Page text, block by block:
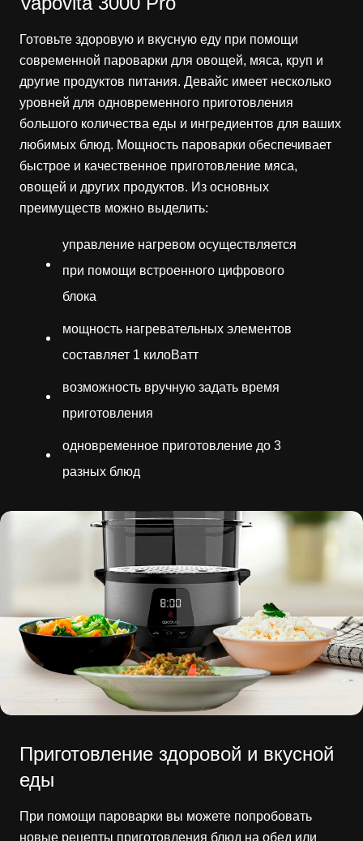
Готовьте здоровую и вкусную еду при помощи
современной пароварки для овощей, мяса, круп и
другие продуктов питания. Девайс имеет несколько
уровней для одновременного приготовления
большого количества еды и ингредиентов для ваших
любимых блюд. Мощность пароварки обеспечивает
быстрое и качественное приготовление мяса,
овощей и других продуктов. Из основных
преимуществ можно выделить:
управление нагревом осуществляется
при помощи встроенного цифрового
блока
мощность нагревательных элементов
составляет 1 килоВатт
возможность вручную задать время
приготовления
одновременное приготовление до 3
разных блюд
Приготовление здоровой и вкусной
еды
При помощи пароварки вы можете попробовать
новые рецепты приготовления блюд на обед или